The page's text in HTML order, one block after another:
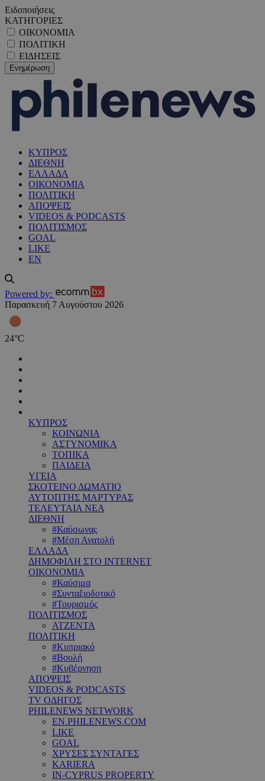
Ειδοποιήσεις
ΚΑΤΗΓΟΡΙΕΣ
ΟΙΚΟΝΟΜΙΑ
ΠΟΛΙΤΙΚΗ
ΕΙΔΗΣΕΙΣ
ΚΥΠΡΟΣ
ΔΙΕΘΝΗ
ΕΛΛΑΔΑ
ΟΙΚΟΝΟΜΙΑ
ΠΟΛΙΤΙΚΗ
ΑΠΟΨΕΙΣ
VIDEOS & PODCASTS
ΠΟΛΙΤΙΣΜΟΣ
GOAL
LIKE
EN
Powered by:
Παρασκευή 7 Αυγούστου 2026
24°C
ΚΥΠΡΟΣ
ΚΟΙΝΩΝΙΑ
ΑΣΤΥΝΟΜΙΚΑ
ΤΟΠΙΚΑ
ΠΑΙΔΕΙΑ
ΥΓΕΙΑ
ΣΚΟΤΕΙΝΟ ΔΩΜΑΤΙΟ
ΑΥΤΟΠΤΗΣ ΜΑΡΤΥΡΑΣ
ΤΕΛΕΥΤΑΙΑ ΝΕΑ
ΔΙΕΘΝΗ
#Καύσωνας
#Μέση Ανατολή
ΕΛΛΑΔΑ
ΔΗΜΟΦΙΛΗ ΣΤΟ INTERNET
ΟΙΚΟΝΟΜΙΑ
#Καύσιμα
#Συνταξιοδοτικό
#Τουρισμός
ΠΟΛΙΤΙΣΜΟΣ
ΑΤΖΕΝΤΑ
ΠΟΛΙΤΙΚΗ
#Κυπριακό
#Βουλή
#Κυβέρνηση
ΑΠΟΨΕΙΣ
VIDEOS & PODCASTS
TV ΟΔΗΓΟΣ
PHILENEWS NETWORK
EN.PHILENEWS.COM
LIKE
GOAL
ΧΡΥΣΕΣ ΣΥΝΤΑΓΕΣ
KARIERA
IN-CYPRUS PROPERTY